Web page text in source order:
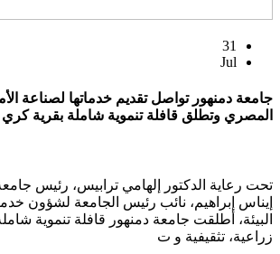
31
Jul
جامعة دمنهور تواصل تقديم خدماتها لصناعة
المصري وتطلق قافلة تنموية شاملة بقرية كري
تحت رعاية الدكتور إلهامي ترابيس، رئيس
إيناس إبراهيم، نائب رئيس الجامعة لشؤون
البيئة، أطلقت جامعة دمنهور قافلة تنموية
زراعية، تثقيفية و ت